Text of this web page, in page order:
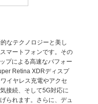
なテクノロジーと美し
マートフォンです。その
プによる高速なパフォー
Retina XDRディスプ
イヤレス充電やアクセ
接続、そして5G対応に
られます。さらに、デュ